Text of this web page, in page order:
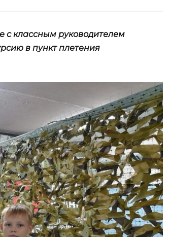
с классным руководителем
в пункт плетения